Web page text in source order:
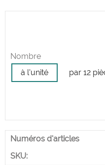
Nombre
à l'unité
par 12
Numéros d'articles
SKU: